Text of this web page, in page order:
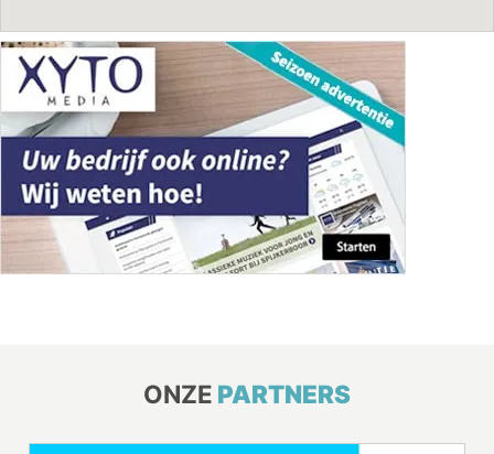
ONZE PARTNERS